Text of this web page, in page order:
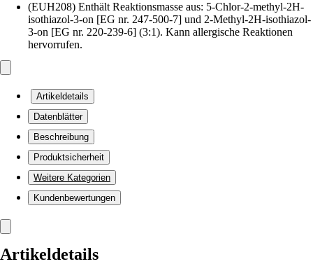
(EUH208) Enthält Reaktionsmasse aus: 5-Chlor-2-methyl-2H-
isothiazol-3-on [EG nr. 247-500-7] und 2-Methyl-2H-isothiazol-
3-on [EG nr. 220-239-6] (3:1). Kann allergische Reaktionen
hervorrufen.
Artikeldetails
Datenblätter
Beschreibung
Produktsicherheit
Weitere Kategorien
Kundenbewertungen
Artikeldetails